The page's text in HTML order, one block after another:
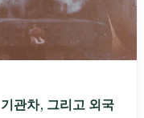
관차, 그리고 외국